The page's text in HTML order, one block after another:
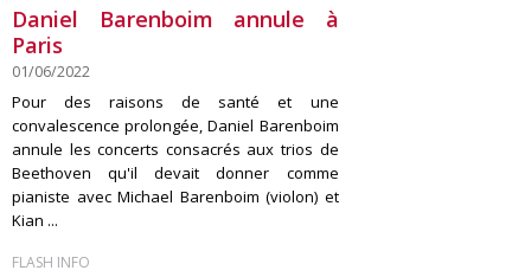
Daniel Barenboim annule à
Paris
01/06/2022
Pour des raisons de santé et une
convalescence prolongée, Daniel Barenboim
annule les concerts consacrés aux trios de
Beethoven qu'il devait donner comme
pianiste avec Michael Barenboim (violon) et
Kian ...
FLASH INFO